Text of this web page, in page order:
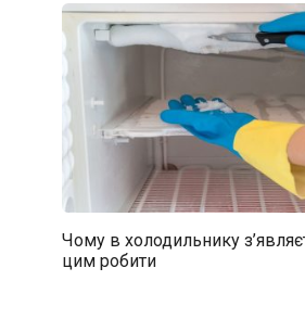
Чому в холодильнику
цим робити